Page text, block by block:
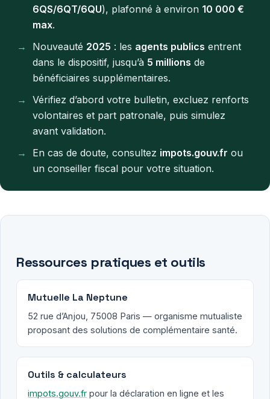
6QS/6QT/6QU), plafonné à environ 10 000 €
max.
Nouveauté 2025 : les agents publics entrent
dans le dispositif, jusqu’à 5 millions de
bénéficiaires supplémentaires.
Vérifiez d’abord votre bulletin, excluez renforts
volontaires et part patronale, puis simulez
avant validation.
En cas de doute, consultez impots.gouv.fr ou
un conseiller fiscal pour votre situation.
Ressources pratiques et outils
Mutuelle La Neptune
52 rue d’Anjou, 75008 Paris — organisme mutualiste
proposant des solutions de complémentaire santé.
Outils & calculateurs
impots.gouv.fr pour la déclaration en ligne et les